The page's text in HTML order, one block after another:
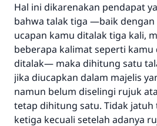
Hal ini dikarenakan pendapat
bahwa talak tiga —baik
ucapan kamu ditalak tiga kali,
beberapa kalimat seperti kamu
ditalak— maka dihitung satu
jika diucapkan dalam majelis
namun belum diselingi rujuk
tetap dihitung satu. Tidak jatuh
ketiga kecuali setelah adanya